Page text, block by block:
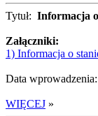
Tytuł: Informacja
Załączniki:
1) Informacja o
Data wprowadzenia:
WIĘCEJ »